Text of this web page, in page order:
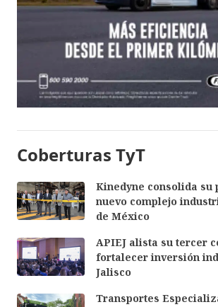
Coberturas TyT
Kinedyne consolida su
nuevo complejo
de México
APIEJ alista su tercer
fortalecer inversión
Jalisco
Transportes